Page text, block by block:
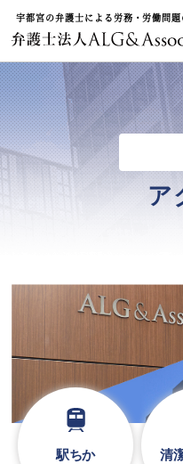
宇都宮の弁護士による労務・労働問
ア
駅ちか
清